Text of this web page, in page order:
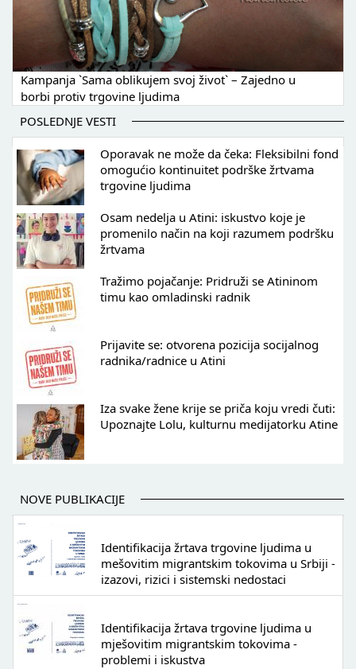
Kampanja `Sama oblikujem svoj život` – Zajedno u
borbi protiv trgovine ljudima
POSLEDNJE VESTI
Oporavak ne može da čeka: Fleksibilni fond
omogućio kontinuitet podrške žrtvama
trgovine ljudima
Osam nedelja u Atini: iskustvo koje je
promenilo način na koji razumem podršku
žrtvama
Tražimo pojačanje: Pridruži se Atininom
timu kao omladinski radnik
Prijavite se: otvorena pozicija socijalnog
radnika/radnice u Atini
Iza svake žene krije se priča koju vredi čuti:
Upoznajte Lolu, kulturnu medijatorku Atine
NOVE PUBLIKACIJE
Identifikacija žrtava trgovine ljudima u
mešovitim migrantskim tokovima u Srbiji -
izazovi, rizici i sistemski nedostaci
Identifikacija žrtava trgovine ljudima u
mješovitim migrantskim tokovima -
problemi i iskustva